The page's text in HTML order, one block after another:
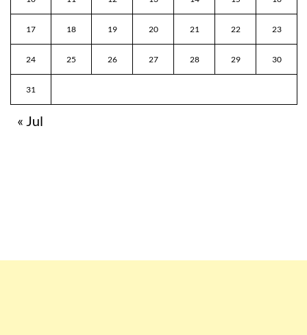
17 18 19 20 21 22 23
24 25 26 27 28 29 30
31
« Jul